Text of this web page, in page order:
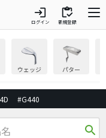
login
ログイン
inventory
新規登録
ウェッジ パター
#G440
search